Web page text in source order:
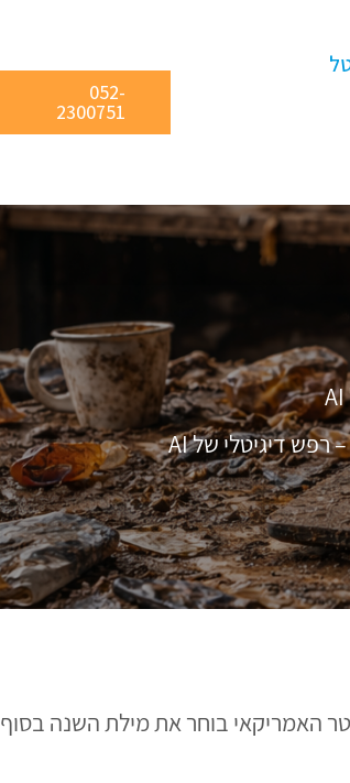
052-
2300751
האמריקאי בוחר את מילת השנה